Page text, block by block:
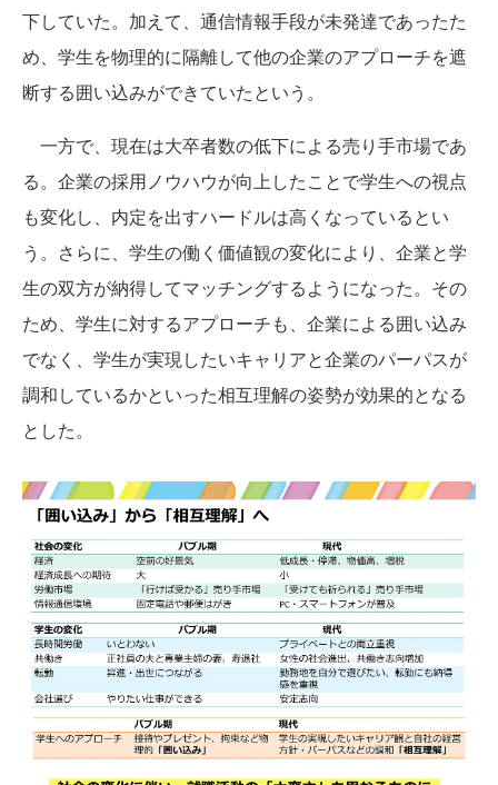
下していた。加えて、通信情報手段が未発達であったた
め、学生を物理的に隔離して他の企業のアプローチを遮
断する囲い込みができていたという。
一方で、現在は大卒者数の低下による売り手市場であ
る。企業の採用ノウハウが向上したことで学生への視点
も変化し、内定を出すハードルは高くなっているとい
う。さらに、学生の働く価値観の変化により、企業と学
生の双方が納得してマッチングするようになった。その
ため、学生に対するアプローチも、企業による囲い込み
でなく、学生が実現したいキャリアと企業のパーパスが
調和しているかといった相互理解の姿勢が効果的となる
とした。